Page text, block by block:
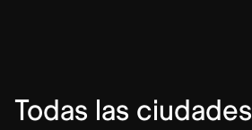
Todas las ciudades